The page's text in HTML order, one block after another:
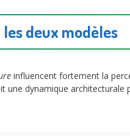
deux modèles
influencent fortement la
une dynamique architecturale